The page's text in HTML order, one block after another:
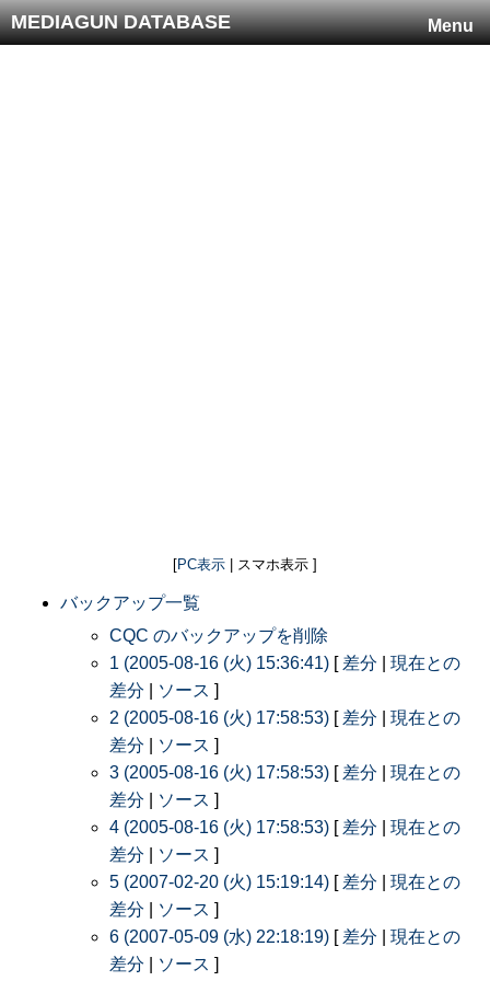
Menu
MEDIAGUN DATABASE
[PC表示 | スマホ表示 ]
バックアップ一覧
CQC のバックアップを削除
1 (2005-08-16 (火) 15:36:41) [ 差分
現在との
差分
ソース ]
2 (2005-08-16 (火) 17:58:53) [ 差分
現在との
差分
ソース ]
3 (2005-08-16 (火) 17:58:53) [ 差分
現在との
差分
ソース ]
4 (2005-08-16 (火) 17:58:53) [ 差分
現在との
差分
ソース ]
5 (2007-02-20 (火) 15:19:14) [ 差分
現在との
差分
ソース ]
6 (2007-05-09 (水) 22:18:19) [ 差分
現在との
差分
ソース ]